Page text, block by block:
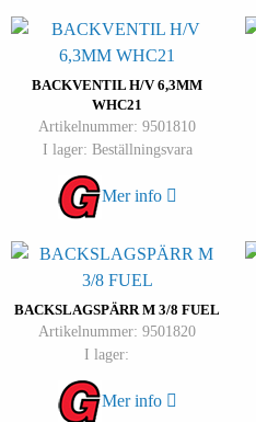
BACKVENTIL H/V 6,3MM
WHC21
Artikelnummer: 9501810
I lager: Beställningsvara
Mer info
BACKSLAGSPÄRR M 3/8 FUEL
Artikelnummer: 9501820
I lager:
Mer info